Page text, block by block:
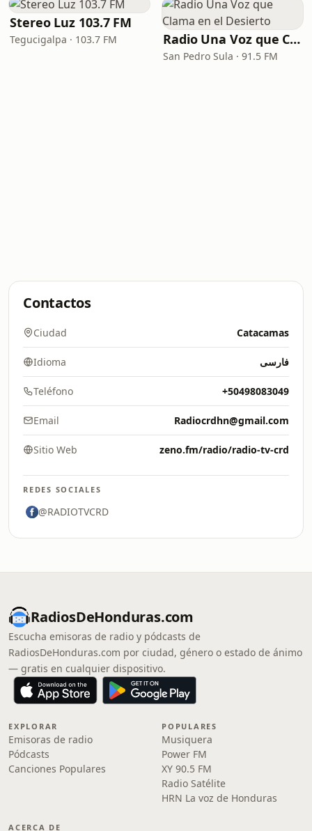
Stereo Luz 103.7 FM
Tegucigalpa · 103.7 FM Radio Una Voz que Clama en el Desierto
San Pedro Sula · 91.5 FM
Contactos
Ciudad Catacamas
Idioma فارسی
Teléfono +50498083049
Email Radiocrdhn@gmail.com
Sitio Web zeno.fm/radio/radio-tv-crd
REDES SOCIALES
@RADIOTVCRD
RadiosDeHonduras.com
Escucha emisoras de radio y pódcasts de
RadiosDeHonduras.com por ciudad, género o estado de ánimo
— gratis en cualquier dispositivo.
EXPLORAR
Emisoras de radio
Pódcasts
Canciones Populares
POPULARES
Musiquera
Power FM
XY 90.5 FM
Radio Satélite
HRN La voz de Honduras
ACERCA DE